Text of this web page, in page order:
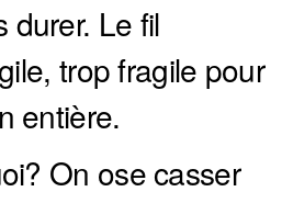
durer. Le fil
trop fragile pour
entière.
On ose casser